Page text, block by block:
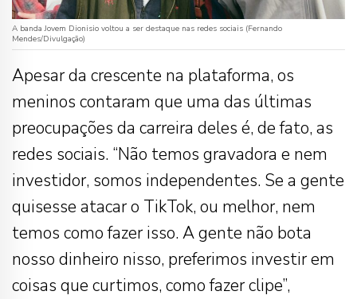
A banda Jovem Dionisio voltou a ser destaque nas redes sociais (Fernando
Mendes/Divulgação)
Apesar da crescente na plataforma, os
meninos contaram que uma das últimas
preocupações da carreira deles é, de fato, as
redes sociais. “Não temos gravadora e nem
investidor, somos independentes. Se a gente
quisesse atacar o TikTok, ou melhor, nem
temos como fazer isso. A gente não bota
nosso dinheiro nisso, preferimos investir em
coisas que curtimos, como fazer clipe”,